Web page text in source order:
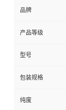
品牌
产品等级
型号
包装规格
纯度